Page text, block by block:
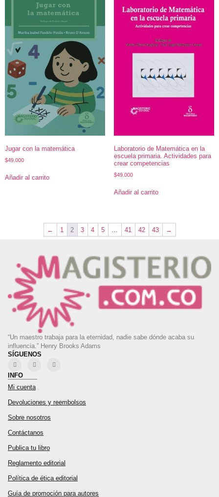
Jugar con la matemática
$49.000
Añadir al carrito
Laboratorio de Matemática en la
escuela primaria. Actividades para
crear competencias
$49.000
Añadir al carrito
← 1 2 3 4 5 41 42 43 →
“Un maestro trabaja para la eternidad, nadie sabe dónde acaba su
influencia.” Henry Brooks Adams
SÍGUENOS
INFO
Mi cuenta
Devoluciones y reembolsos
Sobre nosotros
Contáctanos
Publica tu libro
Reglamento editorial
Política de ética editorial
Guía de promoción para autores